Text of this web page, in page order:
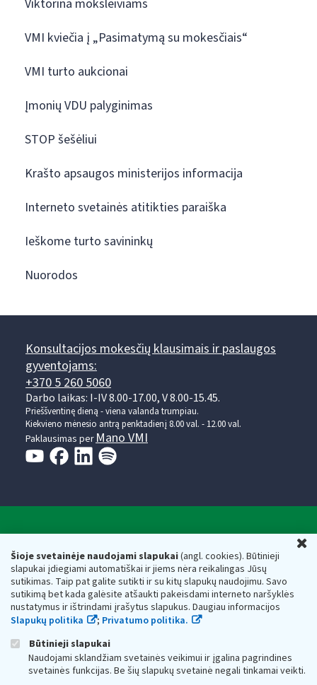
Šioje svetainėje naudojami slapukai(angl. cookies). Būtinieji
slapukai įdiegiami automatiškai ir jiems nėra reikalingas Jūsų
sutikimas. Taip pat galite sutikti ir su kitų slapukų naudojimu. Savo
sutikimą bet kada galėsite atšaukti pakeisdami interneto naršyklės
nustatymus ir ištrindami įrašytus slapukus. Daugiau informacijos
Slapukų politika
; Privatumo politika.
Būtinieji slapukai
Naudojami sklandžiam svetainės veikimui ir įgalina pagrindines
svetainės funkcijas. Be šių slapukų svetainė negali tinkamai veikti.
Viktorina moksleiviams
VMI kviečia į „Pasimatymą su mokesčiais“
VMI turto aukcionai
Įmonių VDU palyginimas
STOP šešėliui
Krašto apsaugos ministerijos informacija
Interneto svetainės atitikties paraiška
Ieškome turto savininkų
Nuorodos
Konsultacijos mokesčių klausimais ir paslaugos
gyventojams:
+370 5 260 5060
Darbo laikas: I-IV 8.00-17.00, V 8.00-15.45.
Prieššventinę dieną - viena valanda trumpiau.
Kiekvieno mėnesio antrą penktadienį 8.00 val. - 12.00 val.
Paklausimas perMano VMI
Valstybinė mokesčių inspekcija prie Lietuvos
Respublikos finansų ministerijos
Biudžetinė įstaiga. Juridinio asmens kodas — 188659752,
adresas: Vasario 16-osios g. 14, 01107 Vilnius, Lietuva, el.paštas:
vmi@vmi.lt , E. pristatymo dėžutės adresas 188659752
Duomenys apie Valstybinę mokesčių inspekciją prie Lietuvos
Respublikos finansų ministerijos kaupiami ir saugomi Juridinių